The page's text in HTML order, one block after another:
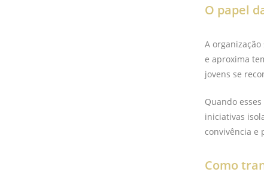
O papel
A
e aproxima
jovens se
Quando
iniciativas
convivência e
Como